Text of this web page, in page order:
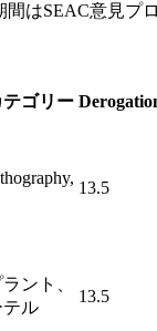
間はSEAC意見プ
テゴリー
13.5
ント、
テル
13.5